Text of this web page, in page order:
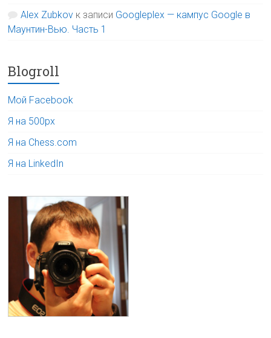
Alex Zubkov к записи Googleplex — кампус Google в
Маунтин-Вью. Часть 1
Blogroll
Мой Facebook
Я на 500px
Я на Chess.com
Я на LinkedIn